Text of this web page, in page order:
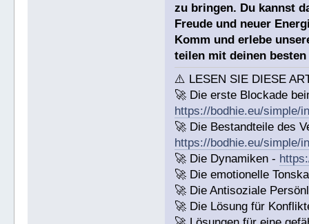
zu bringen. Du kannst
Freude und neuer
Komm und erlebe
teilen mit deinen
⚠️ LESEN SIE DIESE
🚀 Die erste Blockade
https://bodhie.eu/simple/
🚀 Die Bestandteile des
https://bodhie.eu/simple/
🚀 Die Dynamiken -
🚀 Die emotionelle
🚀 Die Antisoziale
🚀 Die Lösung für